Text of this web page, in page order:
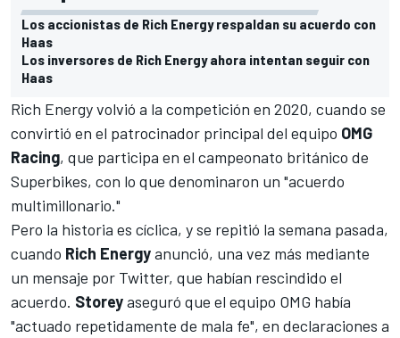
Los accionistas de Rich Energy respaldan su acuerdo con
Haas
Los inversores de Rich Energy ahora intentan seguir con
Haas
Rich Energy volvió a la competición en 2020, cuando se
convirtió en el patrocinador principal del equipo OMG
Racing, que participa en el campeonato británico de
Superbikes, con lo que denominaron un "acuerdo
multimillonario."
Pero la historia es cíclica, y se repitió la semana pasada,
cuando Rich Energyanunció, una vez más mediante
un mensaje por Twitter, que habían rescindido el
acuerdo. Storeyaseguró que el equipo OMG había
"actuado repetidamente de mala fe", en declaraciones a